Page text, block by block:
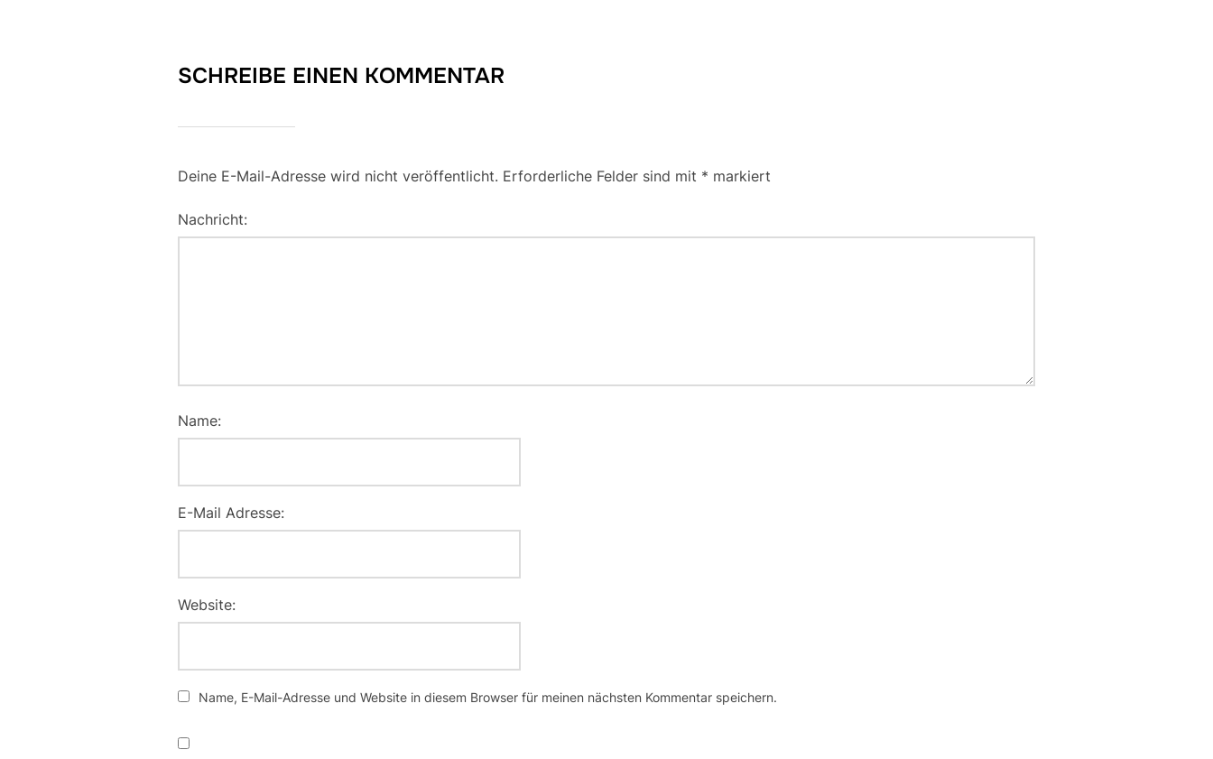
SCHREIBE EINEN KOMMENTAR
Deine E-Mail-Adresse wird nicht veröffentlicht. Erforderliche Felder sind mit * markiert
Nachricht:
Name:
E-Mail Adresse:
Website:
Name, E-Mail-Adresse und Website in diesem Browser für meinen nächsten Kommentar speichern.